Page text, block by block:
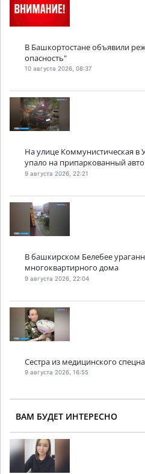
В Башкортостане объявили
опасность"
10 августа 2026, 08:37
На улице Коммунистическая в
упало на припаркованный
9 августа 2026, 22:21
В башкирском Белебее
многоквартирного дома
9 августа 2026, 22:04
Сестра из медицинского
9 августа 2026, 16:55
ВАМ БУДЕТ ИНТЕРЕСНО